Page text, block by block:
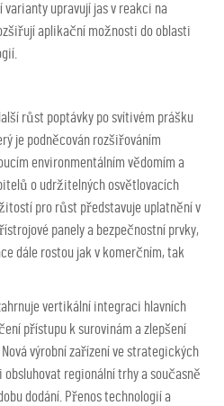
upravují jas v reakci na
aplikační možnosti do oblasti
růst poptávky po svítivém prášku
je podněcován rozšiřováním
environmentálním vědomím a
o udržitelných osvětlovacích
pro růst představuje uplatnění v
panely a bezpečnostní prvky,
dále rostou jak v komerčním, tak
vertikální integraci hlavních
přístupu k surovinám a zlepšení
výrobní zařízení ve strategických
regionální trhy a současně
dodání. Přenos technologií a